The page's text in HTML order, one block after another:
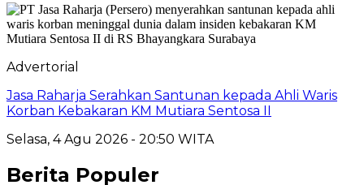
Advertorial
Jasa Raharja Serahkan Santunan kepada Ahli Waris
Korban Kebakaran KM Mutiara Sentosa II
Selasa, 4 Agu 2026 - 20:50 WITA
Berita Populer